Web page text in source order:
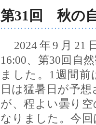
第31回 秋の
2024年9月21
16:00、第30回自
ました。1週間前
日は猛暑日が予
が、程よい曇り
なりました。今